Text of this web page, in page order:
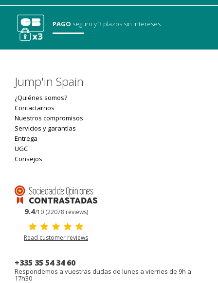
PAGO seguroy 3 plazos sin intereses
Jump'in Spain
¿Quiénes somos?
Contactarnos
Nuestros compromisos
Servicios y garantías
Entrega
UGC
Consejos
9.4/10 (22078 reviews)
Read customer reviews
+335 35 54 34 60
Respondemos a vuestras dudas de lunes a viernes de 9h a
17h30